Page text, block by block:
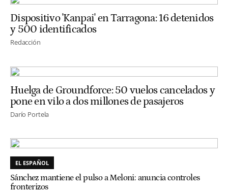
Dispositivo 'Kanpai' en Tarragona: 16 detenidos
y 500 identificados
Redacción
Huelga de Groundforce: 50 vuelos cancelados y
pone en vilo a dos millones de pasajeros
Darío Portela
EL ESPAÑOL
Sánchez mantiene el pulso a Meloni: anuncia controles
fronterizos